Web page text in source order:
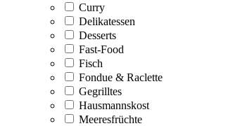
Curry
Delikatessen
Desserts
Fast-Food
Fisch
Fondue & Raclette
Gegrilltes
Hausmannskost
Meeresfrüchte